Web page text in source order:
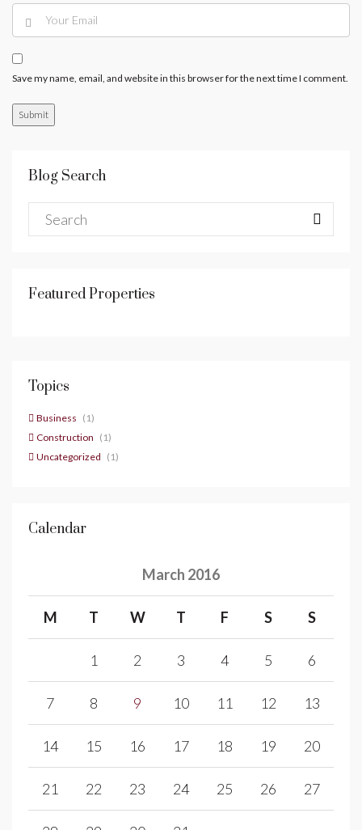
Save my name, email, and website in this browser for the next time I comment.
Blog Search
Featured Properties
Topics
Business (1)
Construction (1)
Uncategorized (1)
Calendar
March 2016
M T W T F S S
1 2 3 4 5 6
7 8 9 10 11 12 13
14 15 16 17 18 19 20
21 22 23 24 25 26 27